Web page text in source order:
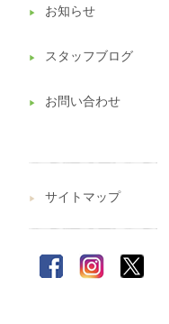
▶︎ お知らせ
▶︎ スタッフブログ
▶︎ お問い合わせ
植木処分
▶︎ サイトマップ